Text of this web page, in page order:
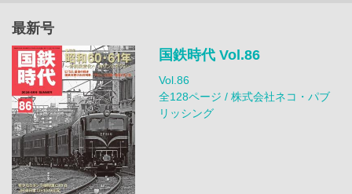
最新号
国鉄時代 Vol.86
Vol.86
全128ページ / 株式会社ネコ・パブ
リッシング